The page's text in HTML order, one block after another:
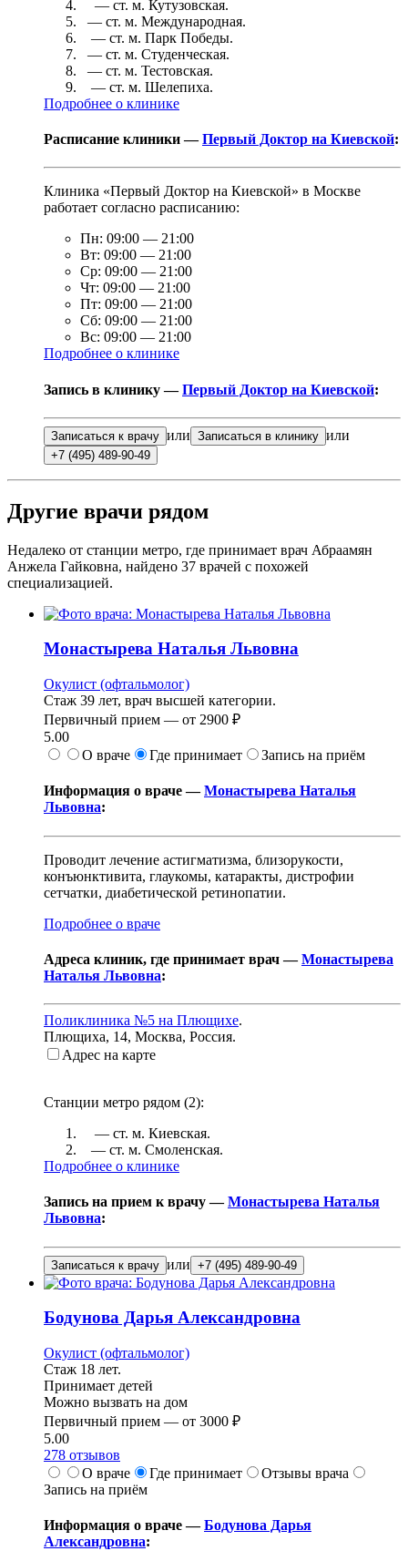
— ст. м. Кутузовская.
— ст. м. Международная.
— ст. м. Парк Победы.
— ст. м. Студенческая.
— ст. м. Тестовская.
— ст. м. Шелепиха.
Подробнее о клинике
Расписание клиники —Первый Доктор на Киевской:
Клиника «Первый Доктор на Киевской» в Москве
работает согласно расписанию:
Пн: 09:00 — 21:00
Вт: 09:00 — 21:00
Ср: 09:00 — 21:00
Чт: 09:00 — 21:00
Пт: 09:00 — 21:00
Сб: 09:00 — 21:00
Вс: 09:00 — 21:00
Подробнее о клинике
Запись в клинику —Первый Доктор на Киевской:
Записаться к врачу или Записаться в клинику или
+7 (495) 489-90-49
Другие врачи рядом
Недалеко от станции метро, где принимает врач Абраамян
Анжела Гайковна, найдено 37 врачей с похожей
специализацией.
Монастырева Наталья Львовна
Окулист (офтальмолог)
Стаж 39 лет, врач высшей категории.
Первичный прием — от 2900 ₽
5.00
О враче
Где принимает Запись на приём
Информация о враче —Монастырева Наталья
Львовна:
Проводит лечение астигматизма, близорукости,
конъюнктивита, глаукомы, катаракты, дистрофии
сетчатки, диабетической ретинопатии.
Подробнее о враче
Адреса клиник, где принимает врач —Монастырева
Наталья Львовна:
Поликлиника №5 на Плющихе.
Плющиха, 14, Москва, Россия.
Адрес на карте
Станции метро рядом (2):
— ст. м. Киевская.
— ст. м. Смоленская.
Подробнее о клинике
Запись на прием к врачу —Монастырева Наталья
Львовна:
Записаться к врачу или +7 (495) 489-90-49
Бодунова Дарья Александровна
Окулист (офтальмолог)
Стаж 18 лет.
Принимает детей
Можно вызвать на дом
Первичный прием — от 3000 ₽
5.00
278 отзывов
О враче
Где принимает
Отзывы врача
Запись на приём
Информация о враче —Бодунова Дарья
Александровна: